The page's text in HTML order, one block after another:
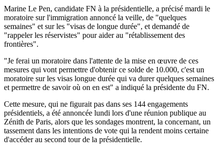
Marine Le Pen, candidate FN à la présidentielle, a précisé mardi le
moratoire sur l'immigration annoncé la veille, de "quelques
semaines" et sur les "visas de longue durée", et demandé de
"rappeler les réservistes" pour aider au "rétablissement des
frontières".
"Je ferai un moratoire dans l'attente de la mise en œuvre de ces
mesures qui vont permettre d'obtenir ce solde de 10.000, c'est un
moratoire sur les visas longue durée qui va durer quelques semaines
et permettre de savoir où on en est" a indiqué la présidente du FN.
Cette mesure, qui ne figurait pas dans ses 144 engagements
présidentiels, a été annoncée lundi lors d'une réunion publique au
Zénith de Paris, alors que les sondages montrent, la concernant, un
tassement dans les intentions de vote qui la rendent moins certaine
d'accéder au second tour de la présidentielle.